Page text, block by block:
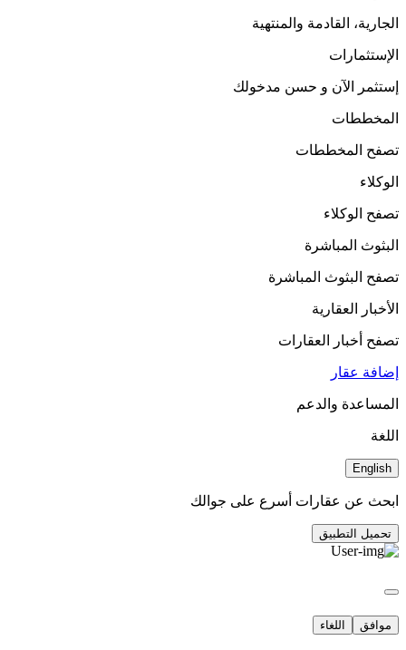
الجارية، القادمة والمنتهية
الإستثمارات
إستثمر الآن و حسن مدخولك
المخططات
تصفح المخططات
الوكلاء
تصفح الوكلاء
البثوث المباشرة
تصفح البثوث المباشرة
الأخبار العقارية
تصفح أخبار العقارات
إضافة عقار
المساعدة والدعم
اللغة
English
ابحث عن عقارات أسرع على جوالك
تحميل التطبيق
موافق اللغاء